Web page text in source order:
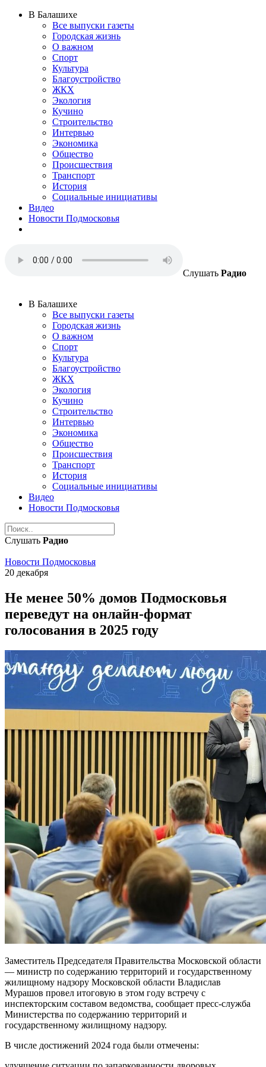
В Балашихе
Все выпуски газеты
Городская жизнь
О важном
Спорт
Культура
Благоустройство
ЖКХ
Экология
Кучино
Строительство
Интервью
Экономика
Общество
Происшествия
Транспорт
История
Социальные инициативы
Видео
Новости Подмосковья
Слушать Радио
В Балашихе
Все выпуски газеты
Городская жизнь
О важном
Спорт
Культура
Благоустройство
ЖКХ
Экология
Кучино
Строительство
Интервью
Экономика
Общество
Происшествия
Транспорт
История
Социальные инициативы
Видео
Новости Подмосковья
Слушать Радио
Новости Подмосковья
20 декабря
Не менее 50% домов Подмосковья
переведут на онлайн-формат
голосования в 2025 году
Заместитель Председателя Правительства Московской области
— министр по содержанию территорий и государственному
жилищному надзору Московской области Владислав
Мурашов провел итоговую в этом году встречу с
инспекторским составом ведомства, сообщает пресс-служба
Министерства по содержанию территорий и
государственному жилищному надзору.
В числе достижений 2024 года были отмечены: